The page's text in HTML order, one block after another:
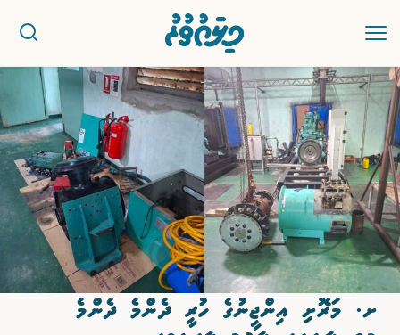
ޚަބަރު
ސިޔާސީ
ރިޕޯޓު
ކުޅިވަރު
އަތޮޅުތަކުން
ށ. މަރޮށި އިންޖީނުގެ ހުރީ ދެންމެ ދެންމެ